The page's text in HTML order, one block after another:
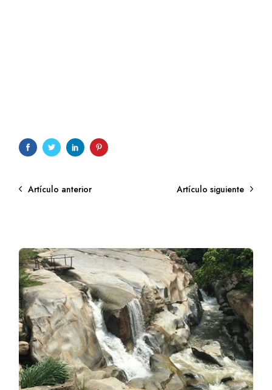
Artículo anterior Artículo siguiente